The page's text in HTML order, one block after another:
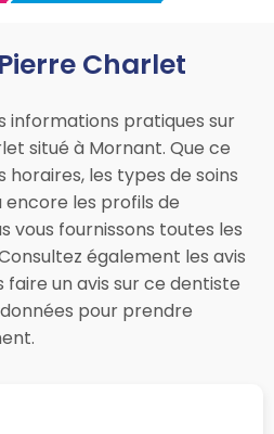
Charlet
informations pratiques sur
situé à Mornant. Que ce
les types de soins
les profils de
vous fournissons toutes les
également les avis
un avis sur ce dentiste
pour prendre